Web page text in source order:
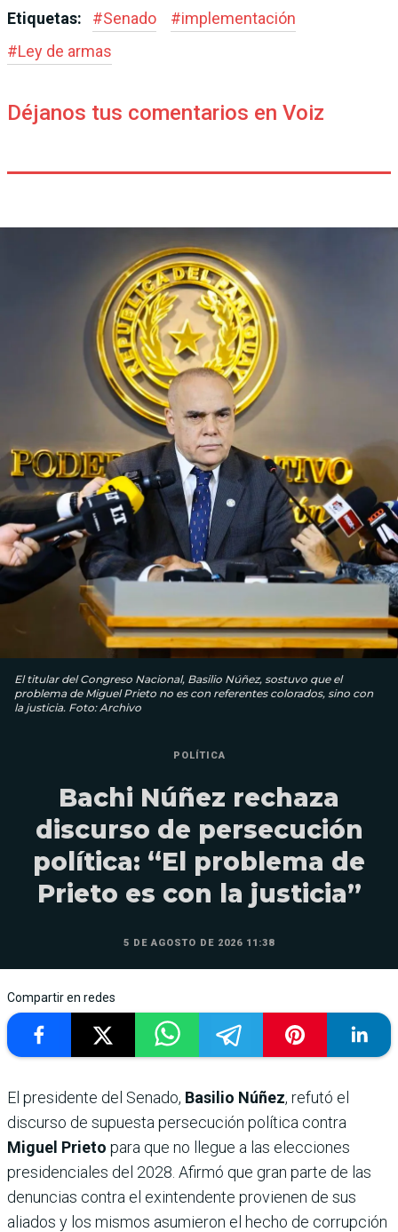
Etiquetas: #Senado #implementación
#Ley de armas
Déjanos tus comentarios en Voiz
El titular del Congreso Nacional, Basilio Núñez, sostuvo que el
problema de Miguel Prieto no es con referentes colorados, sino con
la justicia. Foto: Archivo
POLÍTICA
Bachi Núñez rechaza
discurso de persecución
política: “El problema de
Prieto es con la justicia”
5 DE AGOSTO DE 2026 11:38
Compartir en redes
El presidente del Senado, Basilio Núñez, refutó el
discurso de supuesta persecución política contra
Miguel Prieto para que no llegue a las elecciones
presidenciales del 2028. Afirmó que gran parte de las
denuncias contra el exintendente provienen de sus
aliados y los mismos asumieron el hecho de corrupción